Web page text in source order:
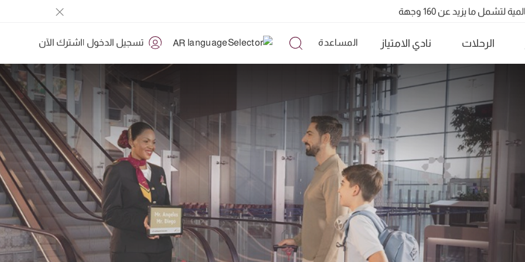
ما يزيد عن 160 وجهة
الرحلات نادي الامتياز المساعدة AR تسجيل الدخول |اشترك الآن